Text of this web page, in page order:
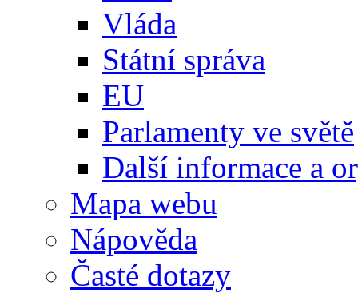
Vláda
Státní správa
EU
Parlamenty ve světě
Další informace a
Mapa webu
Nápověda
Časté dotazy